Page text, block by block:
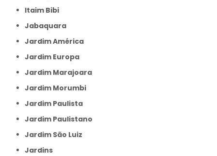
Itaim Bibi
Jabaquara
Jardim América
Jardim Europa
Jardim Marajoara
Jardim Morumbi
Jardim Paulista
Jardim Paulistano
Jardim São Luiz
Jardins